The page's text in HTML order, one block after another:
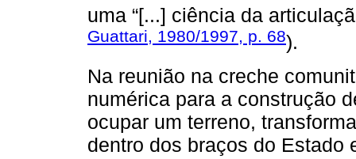
uma “[...] ciência da
Guattari, 1980/1997, p. 68).
Na reunião na creche
numérica para a construção
ocupar um terreno,
dentro dos braços do Estado